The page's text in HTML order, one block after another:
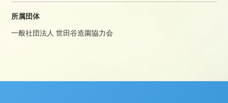
所属団体
一般社団法人 世田谷造園協力会